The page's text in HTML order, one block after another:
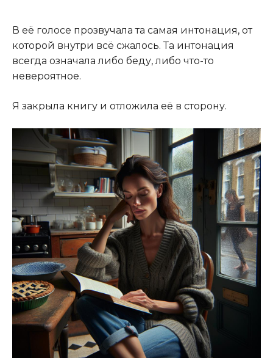
В её голосе прозвучала та самая интонация, от
которой внутри всё сжалось. Та интонация
всегда означала либо беду, либо что-то
невероятное.
Я закрыла книгу и отложила её в сторону.